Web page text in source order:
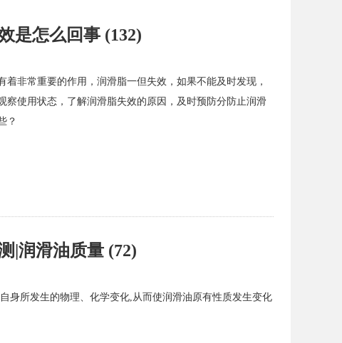
是怎么回事 (132)
非常重要的作用，润滑脂一但失效，如果不能及时发现，
使用状态，了解润滑脂失效的原因，及时预防分防止润滑
？
|润滑油质量 (72)
身所发生的物理、化学变化,从而使润滑油原有性质发生变化